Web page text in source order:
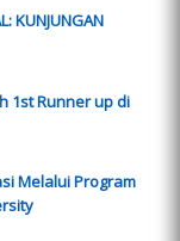
KUNJUNGAN
1st Runner up di
Melalui Program